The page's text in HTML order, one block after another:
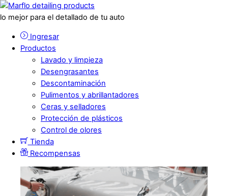
lo mejor para el detallado de tu auto
Ingresar
Productos
Lavado y limpieza
Desengrasantes
Descontaminación
Pulimentos y abrillantadores
Ceras y selladores
Protección de plásticos
Control de olores
Tienda
Recompensas